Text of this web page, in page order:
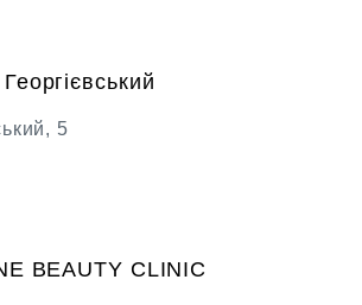
5
BEAUTY CLINIC